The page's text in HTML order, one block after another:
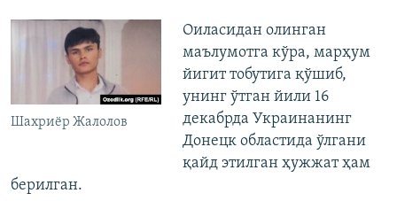
Шахриёр Жалолов
Оиласидан олинган
маълумотга кўра, марҳум
йигит тобутига қўшиб,
унинг ўтган йили 16
декабрда Украинанинг
Донецк областида ўлгани
қайд этилган ҳужжат ҳам
берилган.